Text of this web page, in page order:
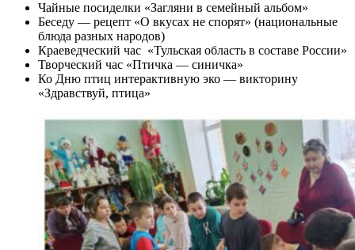
Чайные посиделки «Загляни в семейный альбом»
Беседу — рецепт «О вкусах не спорят» (национальные
блюда разных народов)
Краеведческий час «Тульская область в составе России»
Творческий час «Птичка — синичка»
Ко Дню птиц интерактивную эко — викторину
«Здравствуй, птица»